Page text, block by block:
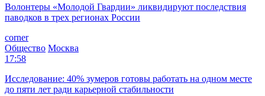
Волонтеры «Молодой Гвардии» ликвидируют последствия
паводков в трех регионах России
corner
Общество Москва
17:58
Исследование: 40% зумеров готовы работать на одном месте
до пяти лет ради карьерной стабильности